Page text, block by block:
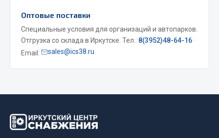
Весь раздел
Мост задний
Система выпуска газа
Оптовые поставки
Специальные условия для организаций и автопарков.
Отгрузка со склада в Иркутске. Тел.: 8(3952)48-64-16 ·
Email:
sales@ics38.ru